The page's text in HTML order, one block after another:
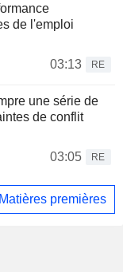
de l'emploi
03:13
RE
une série de
de conflit
03:05
RE
premières